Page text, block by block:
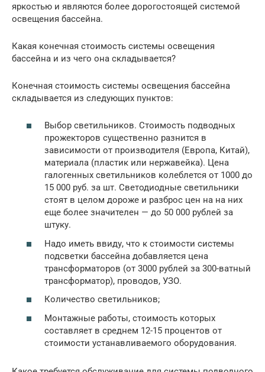
яркостью и являются более дорогостоящей системой
освещения бассейна.
Какая конечная стоимость системы освещения
бассейна и из чего она складывается?
Конечная стоимость системы освещения бассейна
складывается из следующих пунктов:
Выбор светильников. Стоимость подводных
прожекторов существенно разнится в
зависимости от производителя (Европа, Китай),
материала (пластик или нержавейка). Цена
галогенных светильников колеблется от 1000 до
15 000 руб. за шт. Светодиодные светильники
стоят в целом дороже и разброс цен на на них
еще более значителен — до 50 000 рублей за
штуку.
Надо иметь ввиду, что к стоимости системы
подсветки бассейна добавляется цена
трансформаторов (от 3000 рублей за 300-ватный
трансформатор), проводов, УЗО.
Количество светильников;
Монтажные работы, стоимость которых
составляет в среднем 12-15 процентов от
стоимости устанавливаемого оборудования.